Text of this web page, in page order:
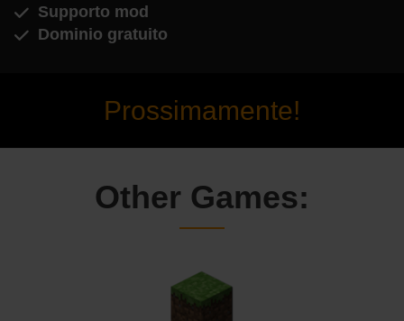
Supporto mod
Dominio gratuito
Prossimamente!
Other Games: